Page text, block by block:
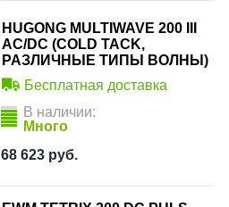
HUGONG MULTIWAVE 200 III
AC/DC (COLD TACK,
РАЗЛИЧНЫЕ ТИПЫ ВОЛНЫ)
Бесплатная доставка
В наличии:
Много
68 623 руб.